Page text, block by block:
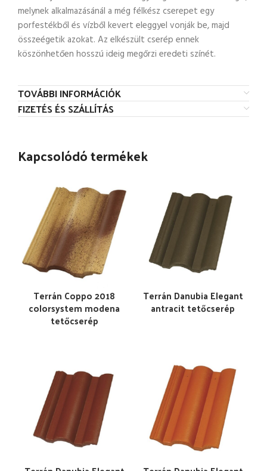
melynek alkalmazásánál a még félkész cserepet egy
porfestékből és vízből kevert eleggyel vonják be, majd
összeégetik azokat. Az elkészült cserép ennek
köszönhetően hosszú ideig megőrzi eredeti színét.
TOVÁBBI INFORMÁCIÓK
FIZETÉS ÉS SZÁLLÍTÁS
Kapcsolódó termékek
Terrán Coppo 2018
colorsystem modena
tetőcserép
Terrán Danubia Elegant
antracit tetőcserép